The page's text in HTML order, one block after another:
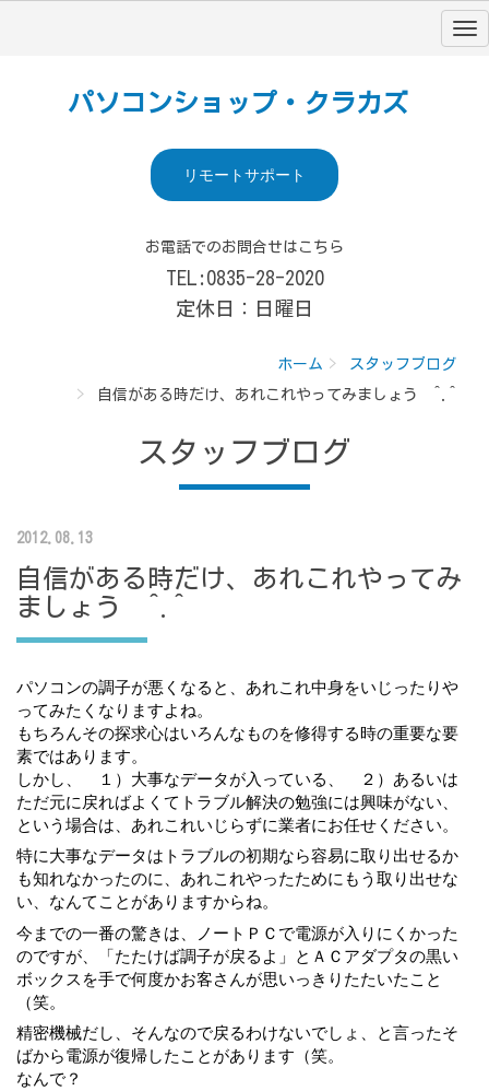
パソコンショップ・クラカズ
リモートサポート
お電話でのお問合せはこちら
TEL:0835-28-2020
定休日：日曜日
ホーム
スタッフブログ
自信がある時だけ、あれこれやってみましょう ^.^
スタッフブログ
2012.08.13
自信がある時だけ、あれこれやってみ
ましょう ^.^
パソコンの調子が悪くなると、あれこれ中身をいじったりや
ってみたくなりますよね。
もちろんその探求心はいろんなものを修得する時の重要な要
素ではあります。
しかし、　１）大事なデータが入っている、　２）あるいは
ただ元に戻ればよくてトラブル解決の勉強には興味がない、
という場合は、あれこれいじらずに業者にお任せください。
特に大事なデータはトラブルの初期なら容易に取り出せるか
も知れなかったのに、あれこれやったためにもう取り出せな
い、なんてことがありますからね。
今までの一番の驚きは、ノートＰＣで電源が入りにくかった
のですが、「たたけば調子が戻るよ」とＡＣアダプタの黒い
ボックスを手で何度かお客さんが思いっきりたたいたこと
（笑。
精密機械だし、そんなので戻るわけないでしょ、と言ったそ
ばから電源が復帰したことがあります（笑。
なんで？